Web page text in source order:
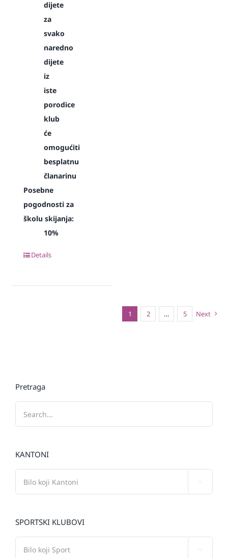
dijete
za
svako
naredno
dijete
iz
iste
porodice
klub
će
omogućiti
besplatnu
članarinu
Posebne
pogodnosti za
školu skijanja:
10%
Details
1 2 … 5 Next
Pretraga
KANTONI
SPORTSKI KLUBOVI